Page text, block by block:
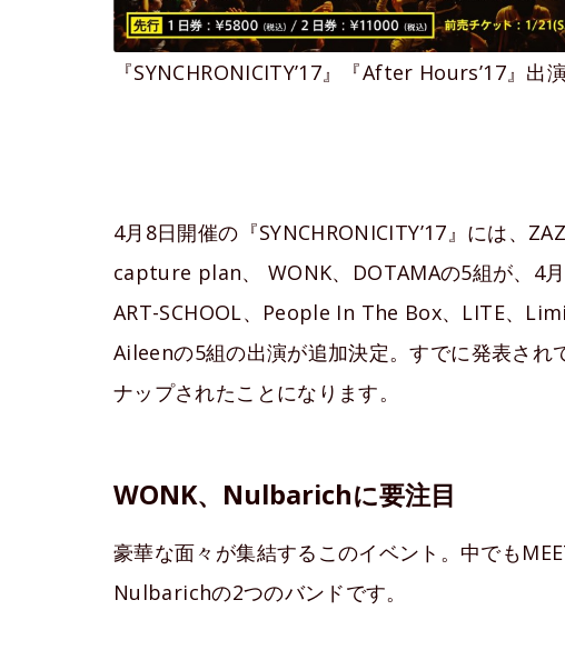
『SYNCHRONICITY’17』『After Hours’17』出
4月8日開催の『SYNCHRONICITY’17』には、
capture plan、 WONK、DOTAMAの5組が、4
ART-SCHOOL、People In The Box、LITE、
Aileenの5組の出演が追加決定。すでに発表され
ナップされたことになります。
WONK、Nulbarichに要注目
豪華な面々が集結するこのイベント。中でも
Nulbarichの2つのバンドです。